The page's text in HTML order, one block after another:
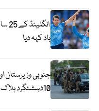
باد کہہ دیا
جنوبی وزیرستان
10دہشتگرد ہلاک